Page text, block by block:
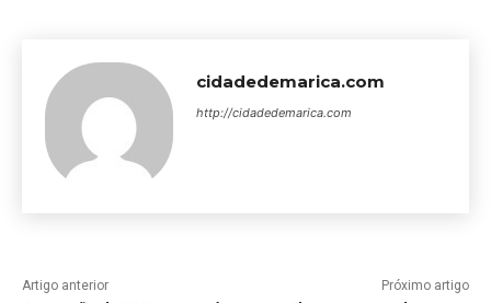
cidadedemarica.com
http://cidadedemarica.com
Artigo anterior Próximo artigo